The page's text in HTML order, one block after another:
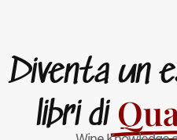
Diventa un
libri di